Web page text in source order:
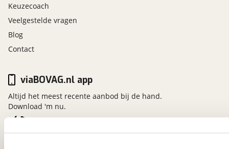
Keuzecoach
Veelgestelde vragen
Blog
Contact
viaBOVAG.nl app
Altijd het meest recente aanbod bij de hand.
Download 'm nu.